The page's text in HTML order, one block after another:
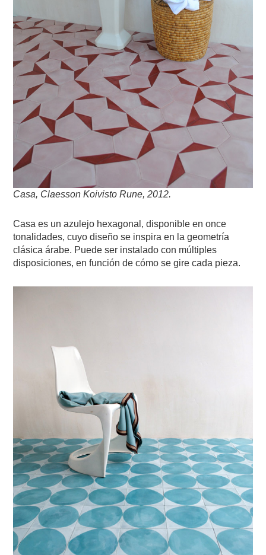
Casa, Claesson Koivisto Rune, 2012.
Casa es un azulejo hexagonal, disponible en once
tonalidades, cuyo diseño se inspira en la geometría
clásica árabe. Puede ser instalado con múltiples
disposiciones, en función de cómo se gire cada pieza.